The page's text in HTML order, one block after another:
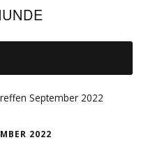
September 2022
2022